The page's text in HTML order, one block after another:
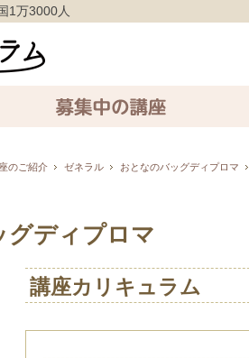
1万3000人
のご紹介 ゼネラル おとなのバッグディプロマ
グディプロマ
講座カリキュラム